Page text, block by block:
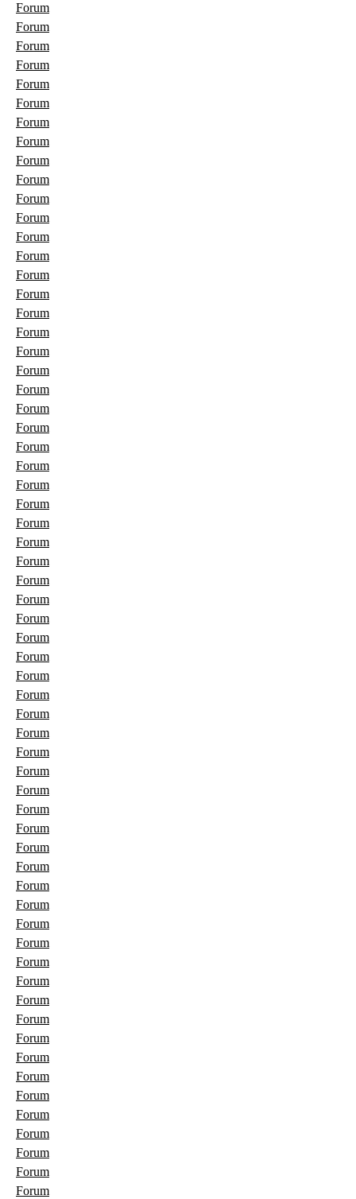
Forum
Forum
Forum
Forum
Forum
Forum
Forum
Forum
Forum
Forum
Forum
Forum
Forum
Forum
Forum
Forum
Forum
Forum
Forum
Forum
Forum
Forum
Forum
Forum
Forum
Forum
Forum
Forum
Forum
Forum
Forum
Forum
Forum
Forum
Forum
Forum
Forum
Forum
Forum
Forum
Forum
Forum
Forum
Forum
Forum
Forum
Forum
Forum
Forum
Forum
Forum
Forum
Forum
Forum
Forum
Forum
Forum
Forum
Forum
Forum
Forum
Forum
Forum